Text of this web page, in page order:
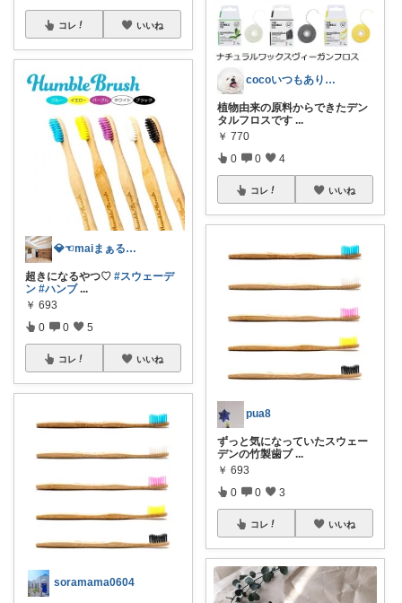
コレ いいね
💎☜maiまぁる✳︎💛コレ歓迎💛
超きになるやつ♡ #スウェーデ
ン #ハンブ ...
￥ 693
0 0 5
コレ いいね
soramama0604
cocoいつもありがとうございます⚪️
植物由来の原料からできたデン
タルフロスです ...
￥ 770
0 0 4
コレ いいね
pua8
ずっと気になっていたスウェー
デンの竹製歯ブ ...
￥ 693
0 0 3
コレ いいね